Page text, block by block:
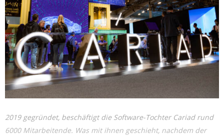
2019 gegründet, beschäftigt die Software-Tochter Cariad rund
6000 Mitarbeitende. Was mit ihnen geschieht, nachdem der